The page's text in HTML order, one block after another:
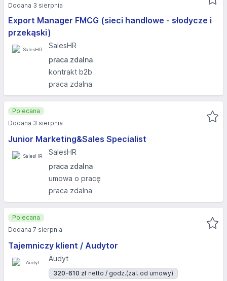
Export Manager FMCG (sieci handlowe - słodycze i
przekąski)
SalesHR
praca zdalna
kontrakt b2b
praca zdalna
Dodana 3 sierpnia
Junior Marketing&Sales Specialist
SalesHR
praca zdalna
umowa o pracę
praca zdalna
Polecana
Dodana 3 sierpnia
Tajemniczy klient / Audytor
Audyt
320-610 zł netto / godz.(zal. od umowy)
Polecana
Dodana 7 sierpnia